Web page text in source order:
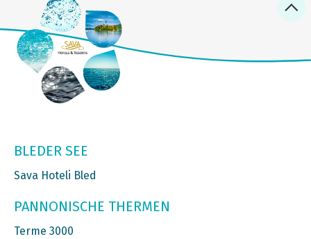
BLEDER SEE
Sava Hoteli Bled
PANNONISCHE THERMEN
Terme 3000